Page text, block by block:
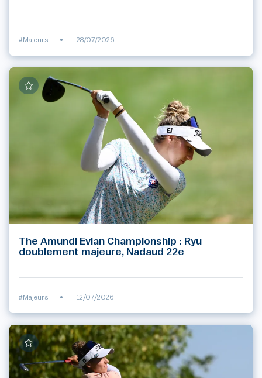
#Majeurs • 28/07/2026
The Amundi Evian Championship : Ryu
doublement majeure, Nadaud 22e
#Majeurs • 12/07/2026